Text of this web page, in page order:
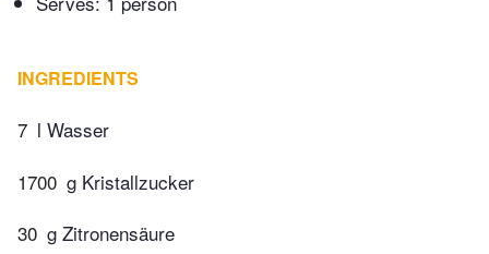
INGREDIENTS
7 l Wasser
1700 g Kristallzucker
30 g Zitronensäure